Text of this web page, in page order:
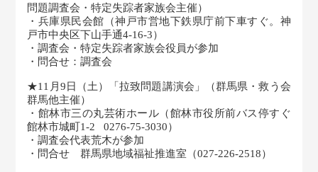
問題調査会・特定失踪者家族会主催）
・兵庫県民会館（神戸市営地下鉄県庁前下車すぐ。神
戸市中央区下山手通4-16-3）
・調査会・特定失踪者家族会役員が参加
・問合せ：調査会
★11月9日（土）「拉致問題講演会」（群馬県・救う会
群馬他主催）
・館林市三の丸芸術ホール（館林市役所前バス停すぐ
館林市城町1-2 0276-75-3030）
・調査会代表荒木が参加
・問合せ 群馬県地域福祉推進室（027-226-2518）